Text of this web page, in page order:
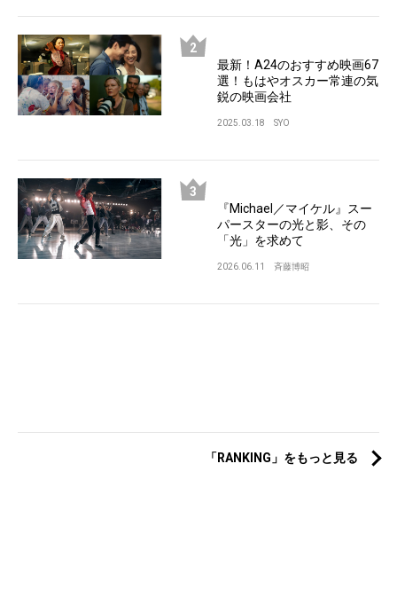
最新！A24のおすすめ映画67
選！もはやオスカー常連の気
鋭の映画会社
2025.03.18 SYO
『Michael／マイケル』スー
パースターの光と影、その
「光」を求めて
2026.06.11 斉藤博昭
「RANKING」をもっと見る